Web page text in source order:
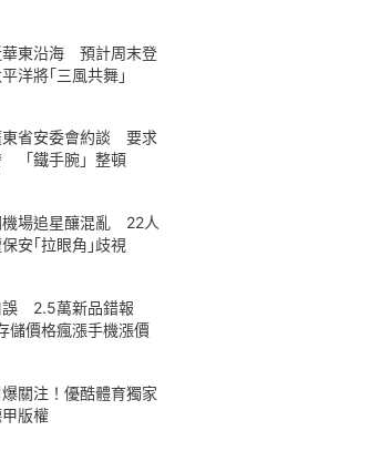
華東沿海 預計周末登
洋將｢三風共舞｣
東省安委會約談 要求
「鐵手腕」整頓
機場追星釀混亂 22人
安｢拉眼角｣歧視
誤 2.5萬新品錯報
價格瘋漲手機漲價
關注！優酷體育獨家
版權